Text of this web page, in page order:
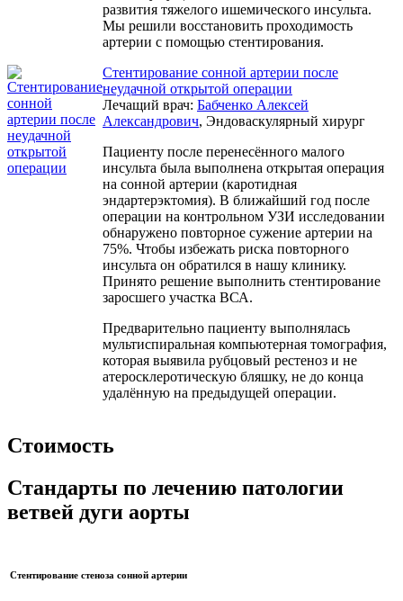
развития тяжелого ишемического инсульта.
Мы решили восстановить проходимость
артерии с помощью стентирования.
Стентирование сонной артерии после
неудачной открытой операции
Лечащий врач: Бабченко Алексей
Александрович, Эндоваскулярный хирург
Пациенту после перенесённого малого
инсульта была выполнена открытая операция
на сонной артерии (каротидная
эндартерэктомия). В ближайший год после
операции на контрольном УЗИ исследовании
обнаружено повторное сужение артерии на
75%. Чтобы избежать риска повторного
инсульта он обратился в нашу клинику.
Принято решение выполнить стентирование
заросшего участка ВСА.
Предварительно пациенту выполнялась
мультиспиральная компьютерная томография,
которая выявила рубцовый рестеноз и не
атеросклеротическую бляшку, не до конца
удалённую на предыдущей операции.
Стоимость
Стандарты по лечению патологии
ветвей дуги аорты
Стентирование стеноза сонной артерии